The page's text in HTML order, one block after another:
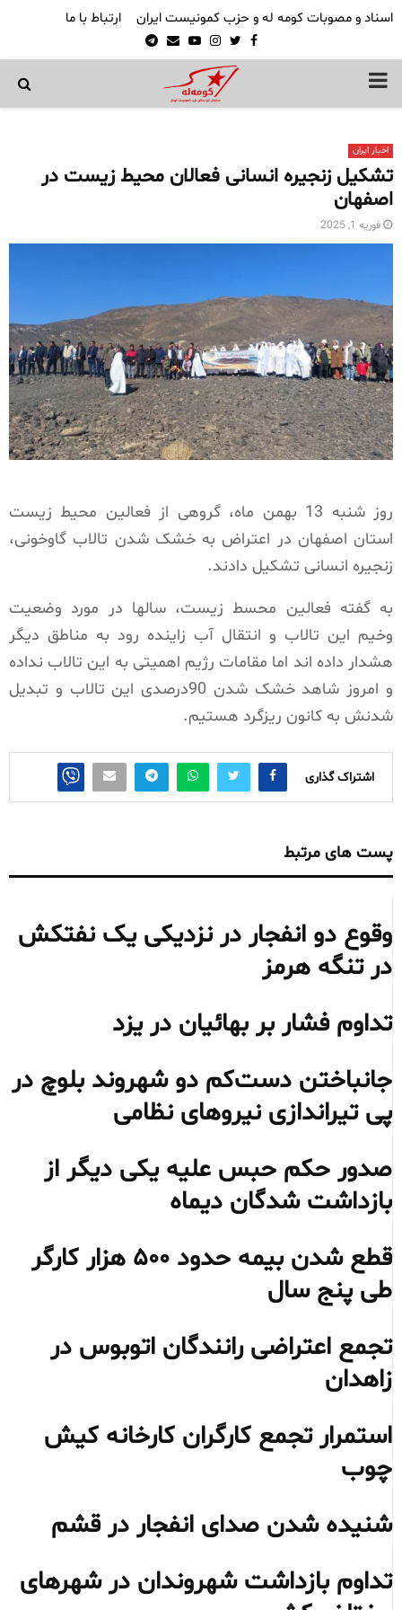
اسناد و مصوبات کومه له و حزب کمونیست ایران ارتباط با ما
Facebook
Twitter
Instagram
Youtube
Email
Telegram
PRIMARY
اخبار ایران
تشکیل زنجیره انسانی فعالان محیط زیست در
اصفهان
فوریه 1, 2025
روز شنبه 13 بهمن ماه، گروهی از فعالین محیط زیست
استان اصفهان در اعتراض به خشک شدن تالاب گاوخونی،
زنجیره انسانی تشکیل دادند.
به گفته فعالین محسط زیست، سالها در مورد وضعیت
وخیم این تالاب و انتقال آب زاینده رود به مناطق دیگر
هشدار داده اند اما مقامات رژیم اهمیتی به این تالاب نداده
و امروز شاهد خشک شدن 90درصدی این تالاب و تبدیل
شدنش به کانون ریزگرد هستیم.
اشتراک گذاری
پست های مرتبط
وقوع دو انفجار در نزدیکی یک نفتکش
در تنگه هرمز
تداوم فشار بر بهائیان در یزد
جانباختن دست‌کم دو شهروند بلوچ در
پی تیراندازی نیروهای نظامی
صدور حکم حبس علیه یکی دیگر از
بازداشت شدگان دیماه
قطع شدن بیمه حدود ۵۰۰ هزار کارگر
طی پنج سال
تجمع اعتراضی رانندگان اتوبوس در
زاهدان
استمرار تجمع کارگران کارخانه کیش
چوب
شنیده شدن صدای انفجار در قشم
تداوم بازداشت شهروندان در شهرهای